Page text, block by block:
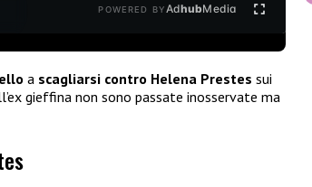
POWERED BYAdhubMedia
a scagliarsi contro Helena Prestes sui
gieffina non sono passate inosservate ma